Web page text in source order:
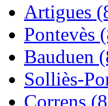
Artigues
Pontevès
Bauduen
Solliès-
Correns